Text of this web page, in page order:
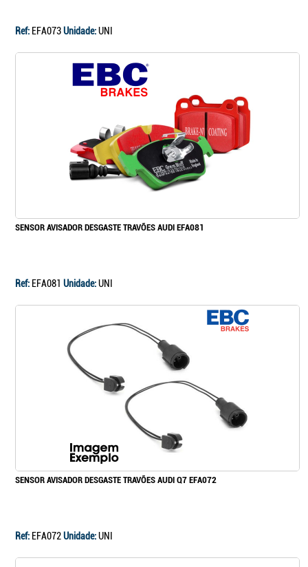
Ref: EFA073Unidade:UNI
SENSOR AVISADOR DESGASTE TRAVÕES AUDI EFA081
Ref: EFA081 Unidade:UNI
SENSOR AVISADOR DESGASTE TRAVÕES AUDI Q7 EFA072
Ref: EFA072Unidade:UNI
Continuar a comprar
Ir para o carrinho